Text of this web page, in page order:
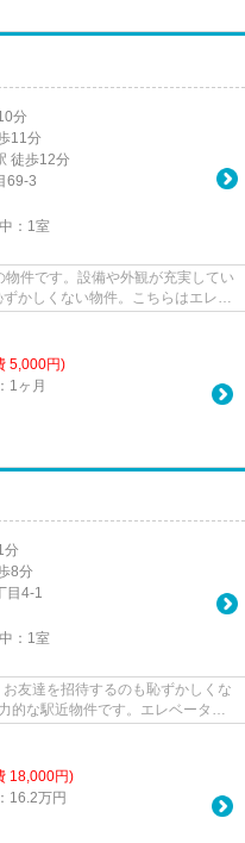
分
11分
徒歩12分
69-3
： 1室
件です。設備や外観が充実してい
かしくない物件。こちらはエレベ
5,000円)
1ヶ月
分
8分
目4-1
： 1室
友達を招待するのも恥ずかしくな
的な駅近物件です。エレベーター
18,000円)
16.2万円